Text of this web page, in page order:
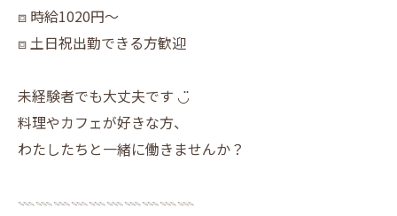
⧈ 時給1020円〜
⧈ 土日祝出勤できる方歓迎
未経験者でも大丈夫です ◡̈
料理やカフェが好きな方、
わたしたちと一緒に働きませんか？
𓇠𓇠𓇠𓇠𓇠𓇠𓇠𓇠𓇠𓇠